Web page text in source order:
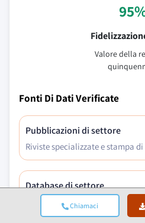
Chiamaci
Valore della
Fonti Di Dati Verificate
Pubblicazioni di settore
Riviste specializzate e stampa
Database di settore
Database di mercato proprietari